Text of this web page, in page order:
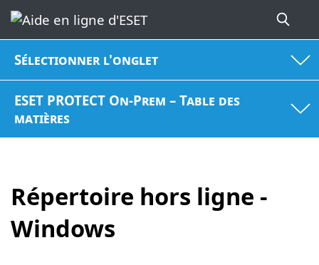
Sélectionner l'onglet
ESET PROTECT On-Prem – Table des
matières
Répertoire hors ligne -
Windows